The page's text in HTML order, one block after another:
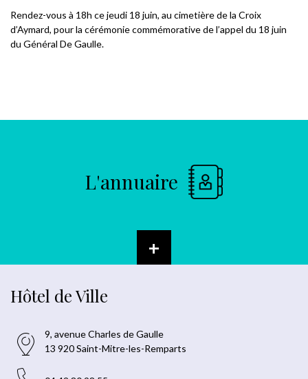
Rendez-vous à 18h ce jeudi 18 juin, au cimetière de la Croix
d’Aymard, pour la cérémonie commémorative de l’appel du 18 juin
du Général De Gaulle.
L'annuaire
+
Hôtel de Ville
9, avenue Charles de Gaulle
13 920 Saint-Mitre-les-Remparts